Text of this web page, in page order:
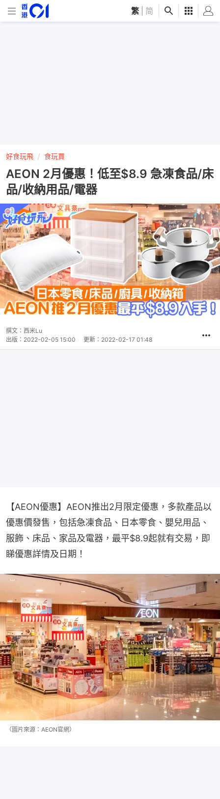
繁 简
好食玩飛 食玩買
AEON 2月優惠！低至$8.9 急凍食品/床
品/收納用品/電器
撰文： 西米Lu
出版： 2022-02-05 15:00 更新： 2022-02-17 01:48
【AEON優惠】AEON推出2月限定優惠，多款產品以
優惠價發售，包括急凍食品、日本零食、嬰兒用品、
服飾、床品、家品及電器，最平$8.9起就有交易，即
睇優惠詳情及日期！
（圖片來源：AEON官網）